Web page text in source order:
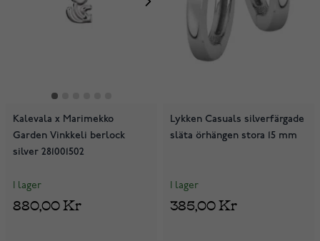
Kalevala x Marimekko
Garden Vinkkeli berlock
silver 281001502
I lager
880,00 Kr
Lykken Casuals silverfärgade
släta örhängen stora 15 mm
I lager
385,00 Kr